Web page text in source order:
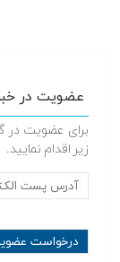
عضویت در
برای عضویت در
زیر اقدام نمایید.